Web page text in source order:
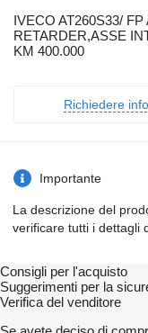
IVECO AT260S33/
RETARDER,ASSE
KM 400.000
Richiedere
Importante
La descrizione del
verificare tutti i dettagli
Consigli per l'acquisto
Suggerimenti per la
Verifica del venditore